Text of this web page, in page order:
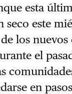
esta
seco este
los nuevos
el
en